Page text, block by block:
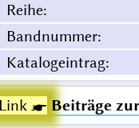
Reihe:
Bandnummer:
Katalogeintrag:
Link ☛ Beiträge